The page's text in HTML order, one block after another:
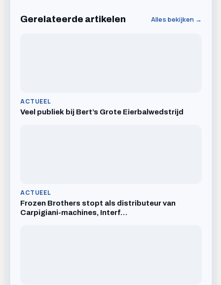
Gerelateerde artikelen Alles bekijken →
ACTUEEL
Veel publiek bij Bert’s Grote Eierbalwedstrijd
ACTUEEL
Frozen Brothers stopt als distributeur van
Carpigiani-machines, Interf…